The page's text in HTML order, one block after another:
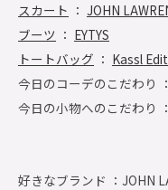
スカート ： JOHN
ブーツ ： EYTYS
トートバッグ ： Kassl
今日のコーデのこだわり
今日の小物へのこだわり
好きなブランド ： JOHN